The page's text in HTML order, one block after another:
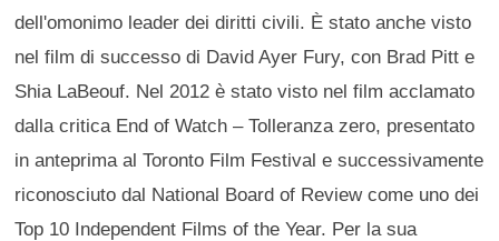
dell'omonimo leader dei diritti civili. È stato anche visto
nel film di successo di David Ayer Fury, con Brad Pitt e
Shia LaBeouf. Nel 2012 è stato visto nel film acclamato
dalla critica End of Watch – Tolleranza zero, presentato
in anteprima al Toronto Film Festival e successivamente
riconosciuto dal National Board of Review come uno dei
Top 10 Independent Films of the Year. Per la sua